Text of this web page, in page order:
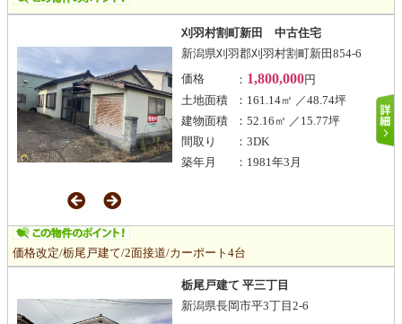
刈羽村割町新田 中古住宅
新潟県刈羽郡刈羽村割町新田854-6
価格
： 1,800,000円
土地面積
：161.14㎡ ／48.74坪
建物面積
：52.16㎡ ／15.77坪
間取り
：3DK
築年月
：1981年3月
価格改定/栃尾戸建て/2面接道/カーポート4台
栃尾戸建て 平三丁目
新潟県長岡市平3丁目2-6